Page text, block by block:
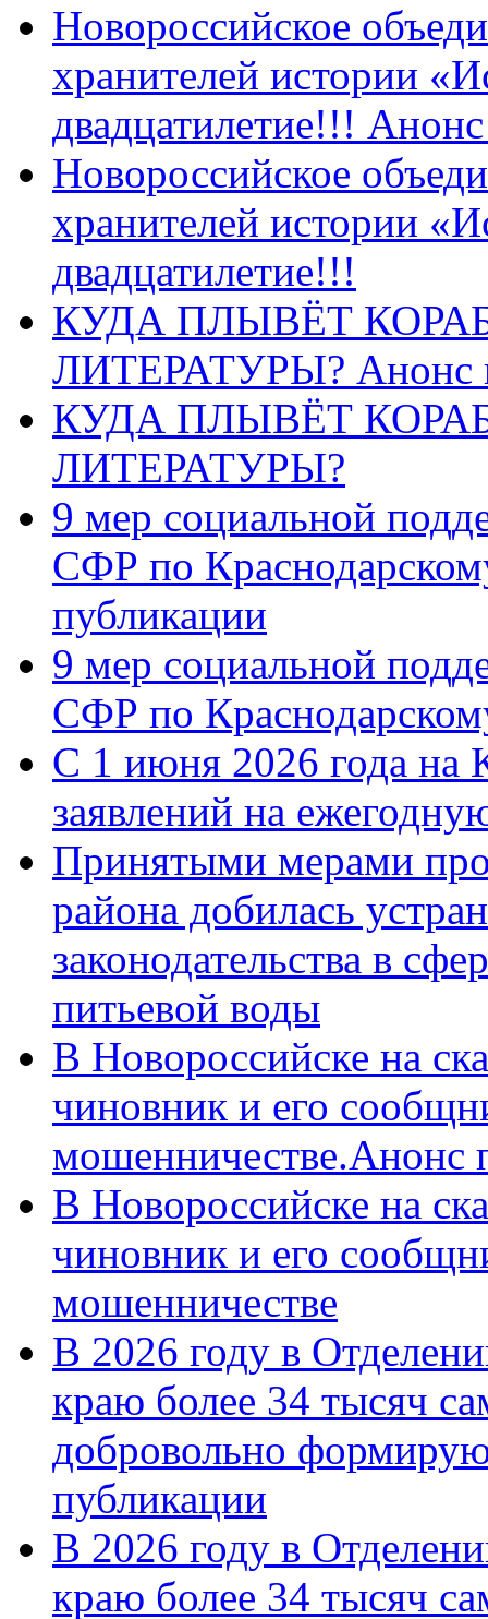
Новороссийское
хранителей истории
двадцатилетие!!!
Новороссийское
хранителей истории
двадцатилетие!!!
КУДА ПЛЫВЁТ
ЛИТЕРАТУРЫ? Анонс
КУДА ПЛЫВЁТ
ЛИТЕРАТУРЫ?
9 мер социальной
СФР по
публикации
9 мер социальной
СФР по
С 1 июня 2026 года на
заявлений на
Принятыми мерами
района добилась
законодательства в
питьевой воды
В Новороссийске на
чиновник и его
мошенничестве.Анонс
В Новороссийске на
чиновник и его
мошенничестве
В 2026 году в
краю более 34 тысяч
добровольно
публикации
В 2026 году в
краю более 34 тысяч